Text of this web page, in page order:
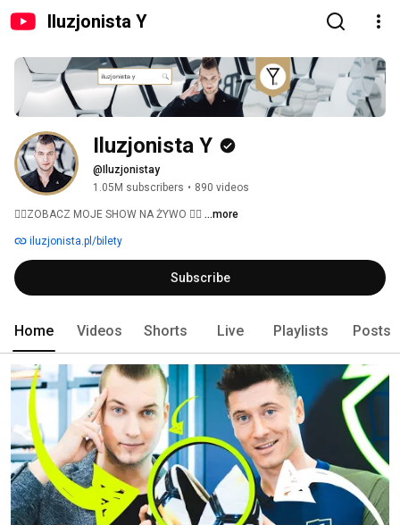
Iluzjonista Y
Iluzjonista Y
@Iluzjonistay
1.05M subscribers • 890 videos
👇🏻ZOBACZ MOJE SHOW NA ŻYWO 👇🏻 ...more
iluzjonista.pl/bilety
Subscribe
Home Videos Shorts Live Playlists Posts